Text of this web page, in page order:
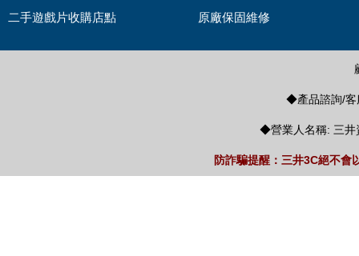
二手遊戲片收購店點
原廠保固維修
◆產品諮詢/客
◆營業人名稱: 三井
防詐騙提醒：三井3C絕不會